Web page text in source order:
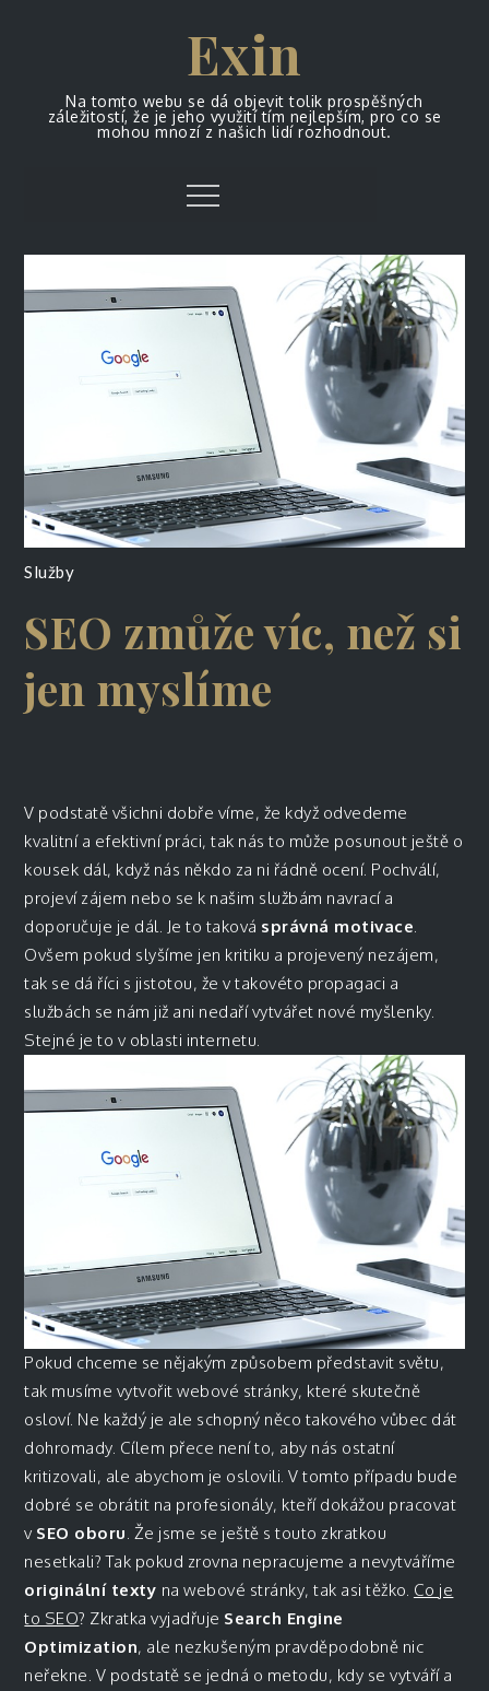
Exin
Na tomto webu se dá objevit tolik prospěšných
záležitostí, že je jeho využití tím nejlepším, pro co se
mohou mnozí z našich lidí rozhodnout.
Menu
Služby
SEO zmůže víc, než si
jen myslíme
V podstatě všichni dobře víme, že když odvedeme
kvalitní a efektivní práci, tak nás to může posunout ještě o
kousek dál, když nás někdo za ni řádně ocení. Pochválí,
projeví zájem nebo se k našim službám navrací a
doporučuje je dál. Je to taková správná motivace.
Ovšem pokud slyšíme jen kritiku a projevený nezájem,
tak se dá říci s jistotou, že v takovéto propagaci a
službách se nám již ani nedaří vytvářet nové myšlenky.
Stejné je to v oblasti internetu.
Pokud chceme se nějakým způsobem představit světu,
tak musíme vytvořit webové stránky, které skutečně
osloví. Ne každý je ale schopný něco takového vůbec dát
dohromady. Cílem přece není to, aby nás ostatní
kritizovali, ale abychom je oslovili. V tomto případu bude
dobré se obrátit na profesionály, kteří dokážou pracovat
v SEO oboru . Že jsme se ještě s touto zkratkou
nesetkali? Tak pokud zrovna nepracujeme a nevytváříme
originální texty na webové stránky, tak asi těžko. Co je
to SEO? Zkratka vyjadřuje Search Engine
Optimization, ale nezkušeným pravděpodobně nic
neřekne. V podstatě se jedná o metodu, kdy se vytváří a